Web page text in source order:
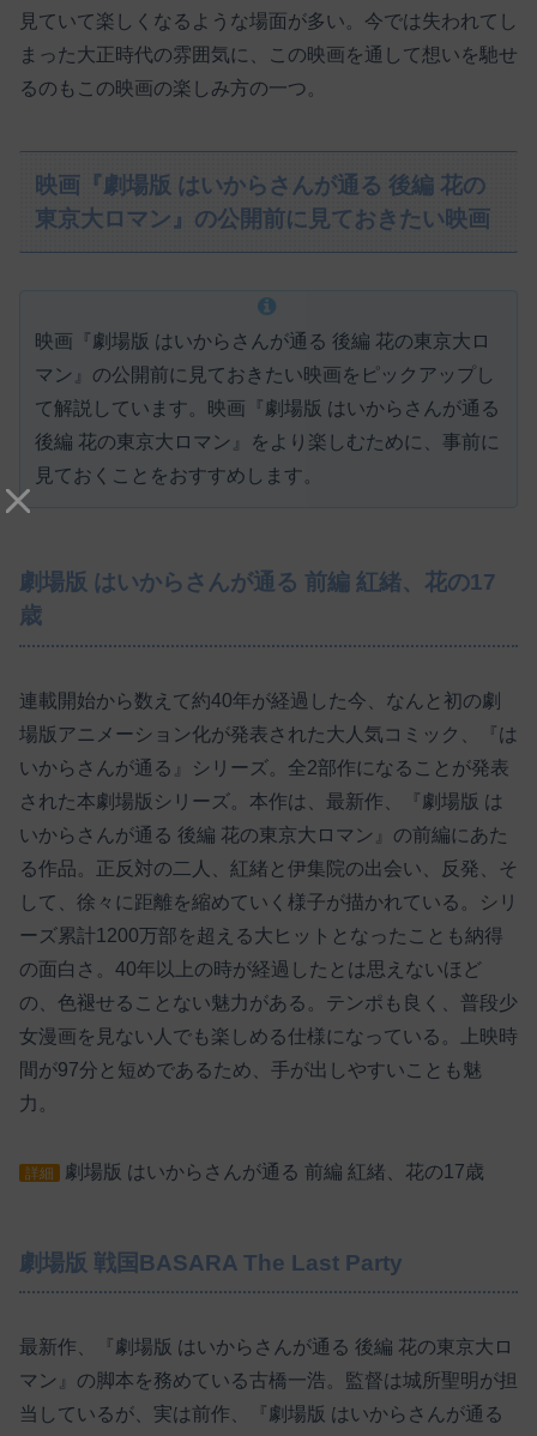
見ていて楽しくなるような場面が多い。今では失われてし
まった大正時代の雰囲気に、この映画を通して想いを馳せ
るのもこの映画の楽しみ方の一つ。
映画『劇場版 はいからさんが通る 後編 花の
東京大ロマン』の公開前に見ておきたい映画
映画『劇場版 はいからさんが通る 後編 花の東京大ロ
マン』の公開前に見ておきたい映画をピックアップし
て解説しています。映画『劇場版 はいからさんが通る
後編 花の東京大ロマン』をより楽しむために、事前に
見ておくことをおすすめします。
劇場版 はいからさんが通る 前編 紅緒、花の17
歳
連載開始から数えて約40年が経過した今、なんと初の劇
場版アニメーション化が発表された大人気コミック、『は
いからさんが通る』シリーズ。全2部作になることが発表
された本劇場版シリーズ。本作は、最新作、『劇場版 は
いからさんが通る 後編 花の東京大ロマン』の前編にあた
る作品。正反対の二人、紅緒と伊集院の出会い、反発、そ
して、徐々に距離を縮めていく様子が描かれている。シリ
ーズ累計1200万部を超える大ヒットとなったことも納得
の面白さ。40年以上の時が経過したとは思えないほど
の、色褪せることない魅力がある。テンポも良く、普段少
女漫画を見ない人でも楽しめる仕様になっている。上映時
間が97分と短めであるため、手が出しやすいことも魅
力。
詳細 劇場版 はいからさんが通る 前編 紅緒、花の17歳
劇場版 戦国BASARA The Last Party
最新作、『劇場版 はいからさんが通る 後編 花の東京大ロ
マン』の脚本を務めている古橋一浩。監督は城所聖明が担
当しているが、実は前作、『劇場版 はいからさんが通る